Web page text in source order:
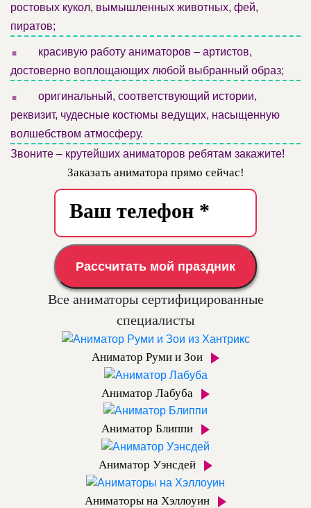
ростовых кукол, вымышленных животных, фей,
пиратов;
.
красивую работу аниматоров – артистов,
достоверно воплощающих любой выбранный образ;
.
оригинальный, соответствующий истории,
реквизит, чудесные костюмы ведущих, насыщенную
волшебством атмосферу.
Звоните – крутейших аниматоров ребятам закажите!
Заказать аниматора прямо сейчас!
Рассчитать мой праздник
Все аниматоры сертифицированные
специалисты
Аниматор Руми и Зои
Аниматор Лабуба
Аниматор Блиппи
Аниматор Уэнсдей
Аниматоры на Хэллоуин